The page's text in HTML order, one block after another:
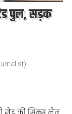
पुल, सड़क